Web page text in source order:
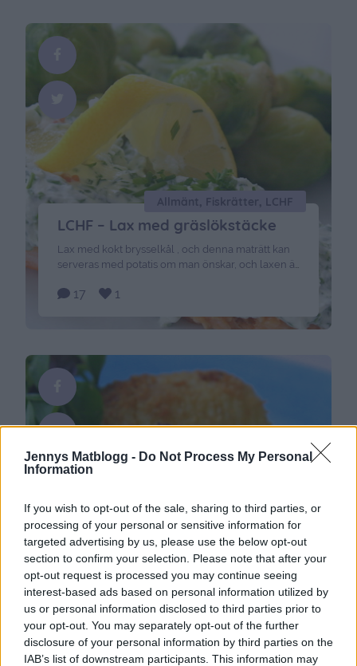
Jennys Matblogg - Do Not Process My Personal
Information
If you wish to opt-out of the sale, sharing to third parties, or
processing of your personal or sensitive information for
targeted advertising by us, please use the below opt-out
section to confirm your selection. Please note that after your
opt-out request is processed you may continue seeing
interest-based ads based on personal information utilized by
us or personal information disclosed to third parties prior to
your opt-out. You may separately opt-out of the further
disclosure of your personal information by third parties on the
IAB’s list of downstream participants. This information may
LCHF – Lax med gräslökstäcke
Lax med kokt brysselkål , och denna maträtt kan
serveras med potatis om man önskar, och laxen är
portionslax per person salt Till gräslökstäcket : ca
färsk gräslök salt Serveras med nykokt brysselkål
17 1
Allmänt, Fiskrätter, LCHF
Fylld fläskfile med
hasselbackspotatis
Härligt att det är Fredag! Och middagstipet för
ikväll blir denna maträtt – eller ska ni som många
andra kanske laga tacos i kväll ? 🙂 Det här
behöver du : Fläskfile Smör Mozzarella / fetaost /
getost soltorkade tomater färsk basilika Salt &
peppar Bra att ha : tandpetare/grillpinnar
6 1
Kötträtter, LCHF